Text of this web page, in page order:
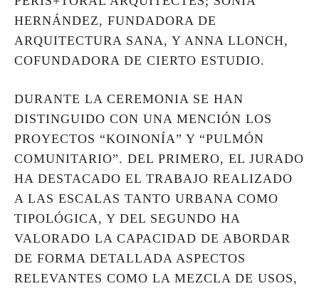
HERNÁNDEZ, FUNDADORA DE
ARQUITECTURA SANA, Y ANNA LLONCH,
COFUNDADORA DE CIERTO ESTUDIO.
DURANTE LA CEREMONIA SE HAN
DISTINGUIDO CON UNA MENCIÓN LOS
PROYECTOS “KOINONÍA” Y “PULMÓN
COMUNITARIO”. DEL PRIMERO, EL JURADO
HA DESTACADO EL TRABAJO REALIZADO
A LAS ESCALAS TANTO URBANA COMO
TIPOLÓGICA, Y DEL SEGUNDO HA
VALORADO LA CAPACIDAD DE ABORDAR
DE FORMA DETALLADA ASPECTOS
RELEVANTES COMO LA MEZCLA DE USOS,